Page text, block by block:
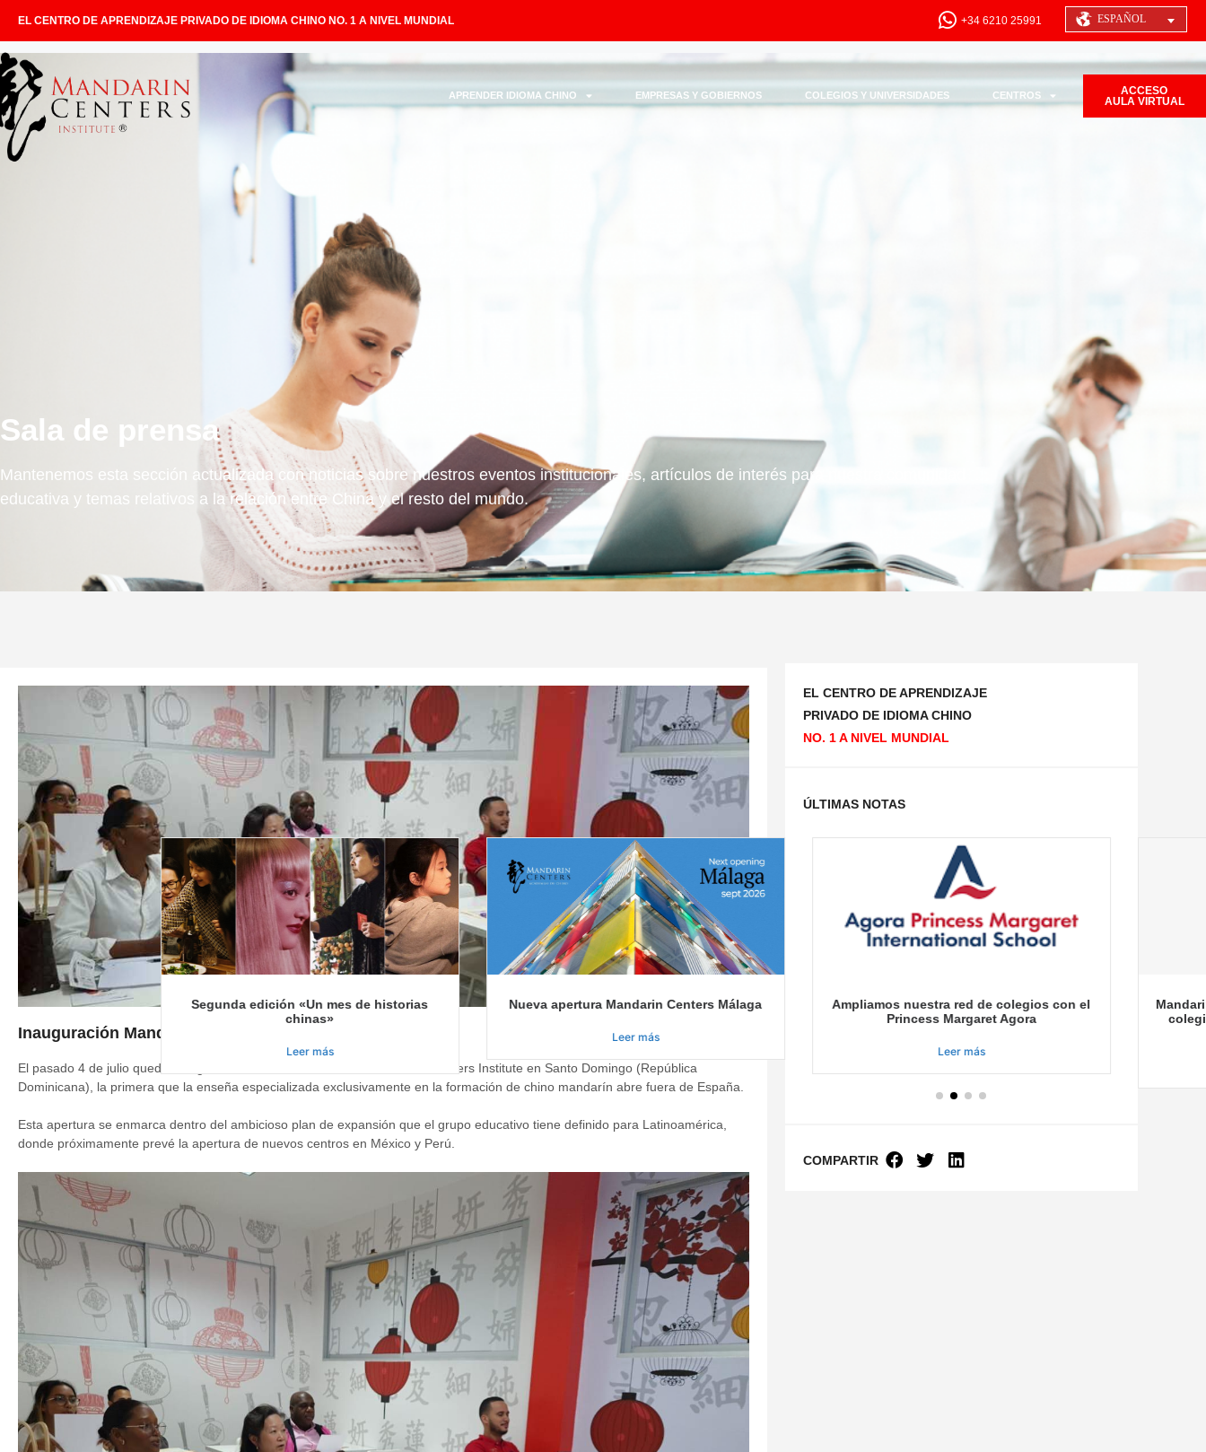
EL CENTRO DE APRENDIZAJE PRIVADO DE IDIOMA CHINO NO. 1 A NIVEL MUNDIAL +34 6210 25991 ESPAÑOL
APRENDER IDIOMA CHINO EMPRESAS Y GOBIERNOS COLEGIOS Y UNIVERSIDADES CENTROS
ACCESO
AULA VIRTUAL
Sala de prensa
Mantenemos esta sección actualizada con noticias sobre nuestros eventos institucionales, artículos de interés para nuestra comunidad
educativa y temas relativos a la relación entre China y el resto del mundo.
Inauguración Mandarin Centers Institute Santo Domingo
El pasado 4 de julio quedó inaugurada de forma oficial el Aula Mandarin Centers Institute en Santo Domingo (República
Dominicana), la primera que la enseña especializada exclusivamente en la formación de chino mandarín abre fuera de España.
Esta apertura se enmarca dentro del ambicioso plan de expansión que el grupo educativo tiene definido para Latinoamérica,
donde próximamente prevé la apertura de nuevos centros en México y Perú.
EL CENTRO DE APRENDIZAJE
PRIVADO DE IDIOMA CHINO
NO. 1 A NIVEL MUNDIAL
ÚLTIMAS NOTAS
Segunda edición «Un mes de historias
chinas»
Leer más
Nueva apertura Mandarin Centers Málaga
Leer más
Ampliamos nuestra red de colegios con el
Princess Margaret Agora
Leer más
COMPARTIR